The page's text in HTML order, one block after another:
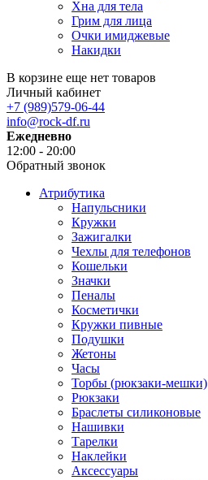
Хна для тела
Грим для лица
Очки имиджевые
Накидки
В корзине еще нет товаров
Личный кабинет
+7 (989)579-06-44
info@rock-df.ru
Ежедневно
12:00 - 20:00
Обратный звонок
Атрибутика
Напульсники
Кружки
Зажигалки
Чехлы для телефонов
Кошельки
Значки
Пеналы
Косметички
Кружки пивные
Подушки
Жетоны
Часы
Торбы (рюкзаки-мешки)
Рюкзаки
Браслеты силиконовые
Нашивки
Тарелки
Наклейки
Аксессуары